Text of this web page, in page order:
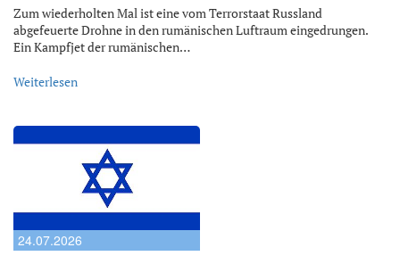
Zum wiederholten Mal ist eine vom Terrorstaat Russland
abgefeuerte Drohne in den rumänischen Luftraum eingedrungen.
Ein Kampfjet der rumänischen…
Weiterlesen
24.07.2026